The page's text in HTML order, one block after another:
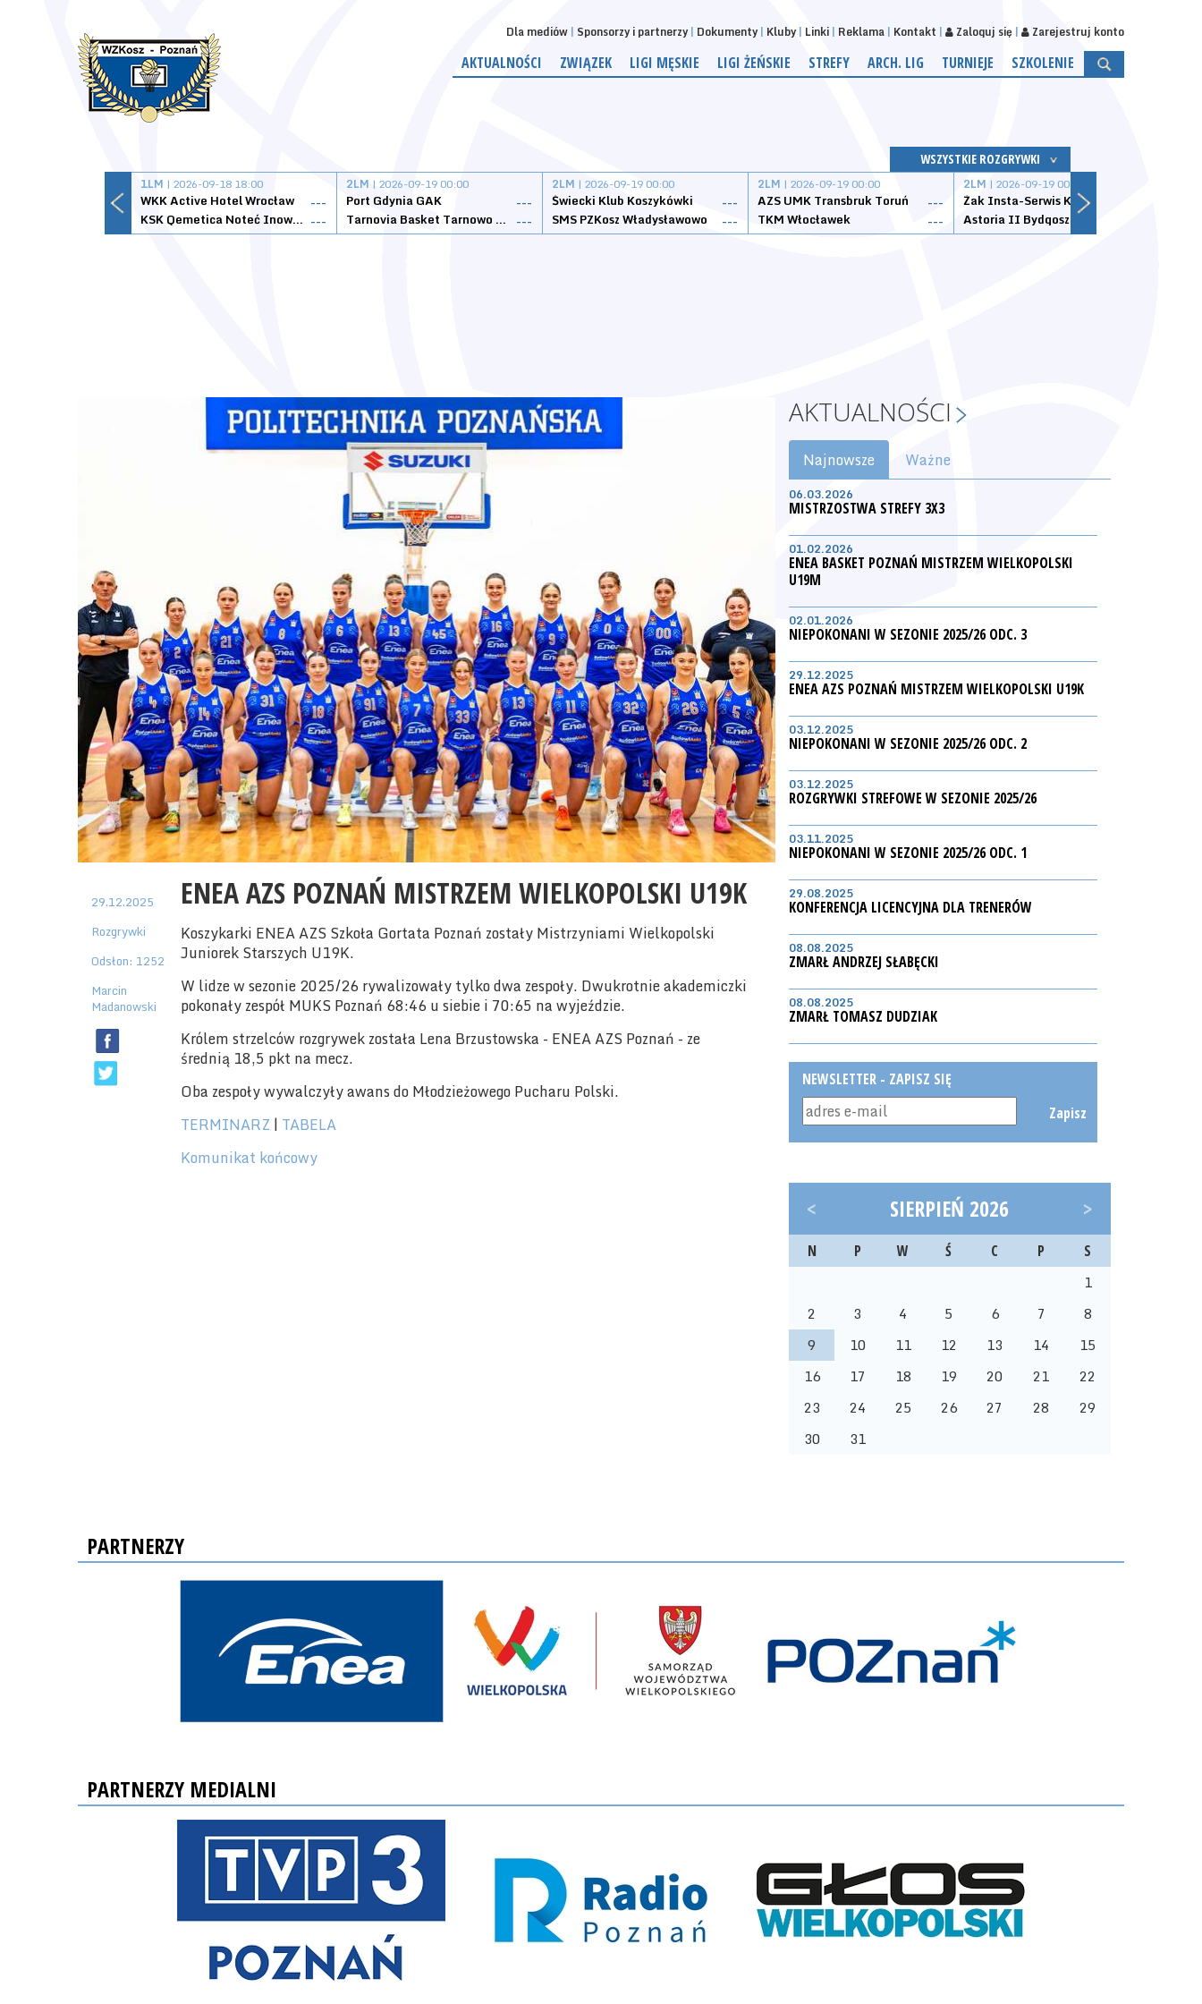
Dla mediów Sponsorzy i partnerzy Dokumenty Kluby Linki Reklama Kontakt Zaloguj się Zarejestruj konto
AKTUALNOŚCI ZWIĄZEK LIGI MĘSKIE LIGI ŻEŃSKIE STREFY ARCH. LIG TURNIEJE SZKOLENIE
WSZYSTKIE ROZGRYWKI
1LM | 2026-09-18 18:00
WKK Active Hotel Wrocław
---
KSK Qemetica Noteć Inowrocław ---
2LM | 2026-09-19 00:00
Port Gdynia GAK
---
Tarnovia Basket Tarnowo Podgórne ---
2LM | 2026-09-19 00:00
Świecki Klub Koszykówki
---
SMS PZKosz Władysławowo
---
2LM | 2026-09-19 00:00
AZS UMK Transbruk Toruń
---
TKM Włocławek
---
2LM | 2026-09-19 00:00
Żak Insta-Serwis Koszalin
Astoria II Bydgoszcz
29.12.2025
Rozgrywki
Odsłon: 1252
Marcin
Madanowski
ENEA AZS POZNAŃ MISTRZEM WIELKOPOLSKI U19K
Koszykarki ENEA AZS Szkoła Gortata Poznań zostały Mistrzyniami Wielkopolski
Juniorek Starszych U19K.
W lidze w sezonie 2025/26 rywalizowały tylko dwa zespoły. Dwukrotnie akademiczki
pokonały zespół MUKS Poznań 68:46 u siebie i 70:65 na wyjeździe.
Królem strzelców rozgrywek została Lena Brzustowska - ENEA AZS Poznań - ze
średnią 18,5 pkt na mecz.
Oba zespoły wywalczyły awans do Młodzieżowego Pucharu Polski.
TERMINARZ | TABELA
Komunikat końcowy
AKTUALNOŚCI
Najnowsze Ważne
06.03.2026
MISTRZOSTWA STREFY 3X3
01.02.2026
ENEA BASKET POZNAŃ MISTRZEM WIELKOPOLSKI
U19M
02.01.2026
NIEPOKONANI W SEZONIE 2025/26 ODC. 3
29.12.2025
ENEA AZS POZNAŃ MISTRZEM WIELKOPOLSKI U19K
03.12.2025
NIEPOKONANI W SEZONIE 2025/26 ODC. 2
03.12.2025
ROZGRYWKI STREFOWE W SEZONIE 2025/26
03.11.2025
NIEPOKONANI W SEZONIE 2025/26 ODC. 1
29.08.2025
KONFERENCJA LICENCYJNA DLA TRENERÓW
08.08.2025
ZMARŁ ANDRZEJ SŁABĘCKI
08.08.2025
ZMARŁ TOMASZ DUDZIAK
NEWSLETTER - ZAPISZ SIĘ
Zapisz
< SIERPIEŃ 2026 >
N P W Ś C P S
1
2
3 4 5 6 7
8
9
10 11 12 13 14
15
16
17 18 19 20 21
22
23
24 25 26 27 28
29
30
31
PARTNERZY
PARTNERZY MEDIALNI